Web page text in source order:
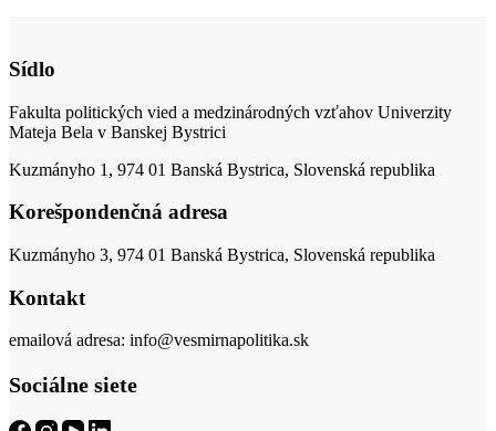
Sídlo
Fakulta politických vied a medzinárodných vzťahov Univerzity
Mateja Bela v Banskej Bystrici
Kuzmányho 1, 974 01 Banská Bystrica, Slovenská republika
Korešpondenčná adresa
Kuzmányho 3, 974 01 Banská Bystrica, Slovenská republika
Kontakt
emailová adresa: info@vesmirnapolitika.sk
Sociálne siete